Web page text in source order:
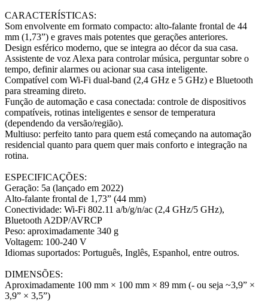
CARACTERÍSTICAS:
Som envolvente em formato compacto: alto-falante frontal de 44
mm (1,73”) e graves mais potentes que gerações anteriores.
Design esférico moderno, que se integra ao décor da sua casa.
Assistente de voz Alexa para controlar música, perguntar sobre o
tempo, definir alarmes ou acionar sua casa inteligente.
Compatível com Wi-Fi dual-band (2,4 GHz e 5 GHz) e Bluetooth
para streaming direto.
Função de automação e casa conectada: controle de dispositivos
compatíveis, rotinas inteligentes e sensor de temperatura
(dependendo da versão/região).
Multiuso: perfeito tanto para quem está começando na automação
residencial quanto para quem quer mais conforto e integração na
rotina.
ESPECIFICAÇÕES:
Geração: 5a (lançado em 2022)
Alto-falante frontal de 1,73” (44 mm)
Conectividade: Wi-Fi 802.11 a/b/g/n/ac (2,4 GHz/5 GHz),
Bluetooth A2DP/AVRCP
Peso: aproximadamente 340 g
Voltagem: 100-240 V
Idiomas suportados: Português, Inglês, Espanhol, entre outros.
DIMENSÕES:
Aproximadamente 100 mm × 100 mm × 89 mm (- ou seja ~3,9” ×
3,9” × 3,5”)